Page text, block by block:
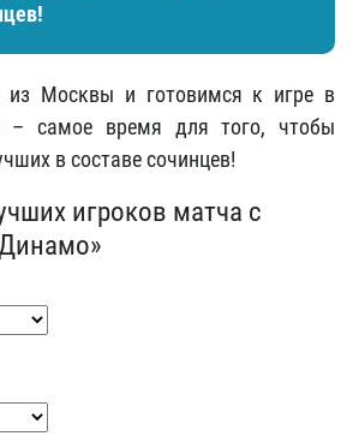
из Москвы и готовимся к игре в
– самое время для того, чтобы
в составе сочинцев!
игроков матча с